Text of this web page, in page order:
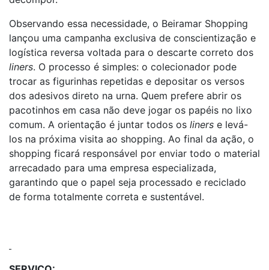
Observando essa necessidade, o Beiramar Shopping
lançou uma campanha exclusiva de conscientização e
logística reversa voltada para o descarte correto dos
liners. O processo é simples: o colecionador pode
trocar as figurinhas repetidas e depositar os versos
dos adesivos direto na urna. Quem prefere abrir os
pacotinhos em casa não deve jogar os papéis no lixo
comum. A orientação é juntar todos os liners e levá-
los na próxima visita ao shopping. Ao final da ação, o
shopping ficará responsável por enviar todo o material
arrecadado para uma empresa especializada,
garantindo que o papel seja processado e reciclado
de forma totalmente correta e sustentável.